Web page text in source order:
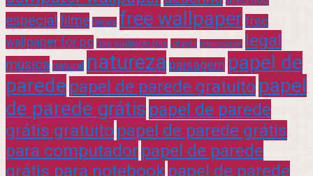
especial filme filmes free wallpaper free
wallpaper for pc free wallpaper free infantil interessante legal
música natural natureza paisagem papel de
parede papel de parede gratuito papel
de parede grátis papel de parede
grátis gratuito papel de parede grátis
para computador papel de parede
grátis para notebook papel de parede